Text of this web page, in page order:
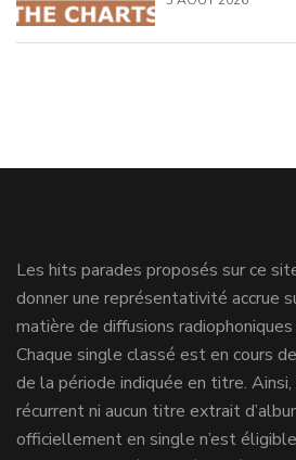
Les hits parades proposés sur ce
donner une représentativité accrue
matière de diffusions
Chaque single classé est en cours
de la période indiquée en titre. Ainsi,
récurrent ni aucun titre extrait
officiellement en single n’est